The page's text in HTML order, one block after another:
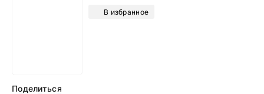
В избранное
Поделиться